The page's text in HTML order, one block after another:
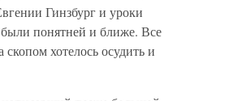
Гинзбург и уроки
понятней и ближе. Все
хотелось осудить и